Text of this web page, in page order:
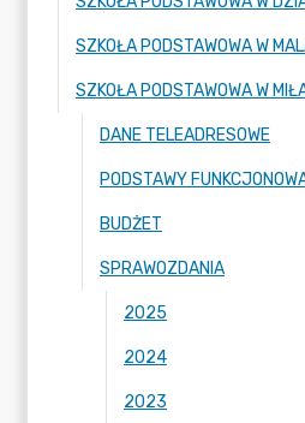
DANE TELEADRESOWE
PODSTAWY
BUDŻET
SPRAWOZDANIA
2025
2024
2023